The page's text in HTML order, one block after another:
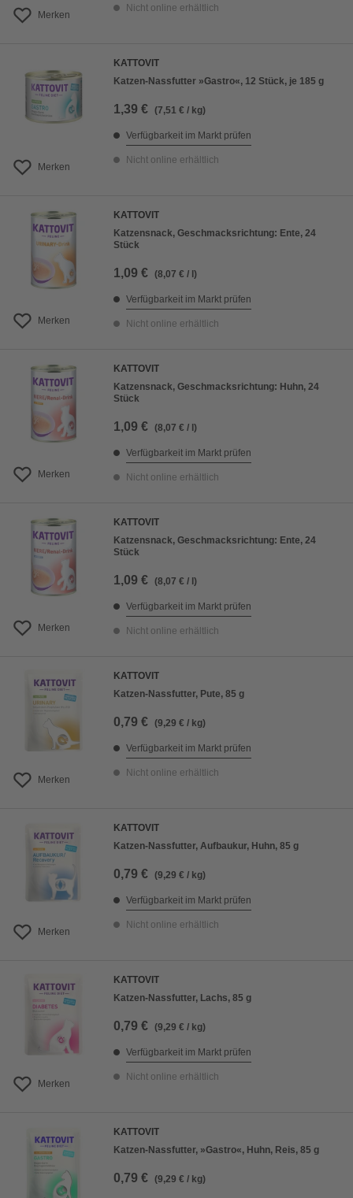
Merken
Nicht online erhältlich
Merken
KATTOVIT
Katzen-Nassfutter »Gastro«, 12 Stück, je 185 g
1,39 € (7,51 € / kg)
Verfügbarkeit im Markt prüfen
Nicht online erhältlich
Merken
KATTOVIT
Katzensnack, Geschmacksrichtung: Ente, 24
Stück
1,09 € (8,07 € / l)
Verfügbarkeit im Markt prüfen
Nicht online erhältlich
Merken
KATTOVIT
Katzensnack, Geschmacksrichtung: Huhn, 24
Stück
1,09 € (8,07 € / l)
Verfügbarkeit im Markt prüfen
Nicht online erhältlich
Merken
KATTOVIT
Katzensnack, Geschmacksrichtung: Ente, 24
Stück
1,09 € (8,07 € / l)
Verfügbarkeit im Markt prüfen
Nicht online erhältlich
Merken
KATTOVIT
Katzen-Nassfutter, Pute, 85 g
0,79 € (9,29 € / kg)
Verfügbarkeit im Markt prüfen
Nicht online erhältlich
Merken
KATTOVIT
Katzen-Nassfutter, Aufbaukur, Huhn, 85 g
0,79 € (9,29 € / kg)
Verfügbarkeit im Markt prüfen
Nicht online erhältlich
Merken
KATTOVIT
Katzen-Nassfutter, Lachs, 85 g
0,79 € (9,29 € / kg)
Verfügbarkeit im Markt prüfen
Nicht online erhältlich
KATTOVIT
Katzen-Nassfutter, »Gastro«, Huhn, Reis, 85 g
0,79 € (9,29 € / kg)